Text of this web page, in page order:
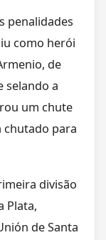
penalidades
como herói
de
selando a
um chute
chutado para
divisão
Plata,
de Santa